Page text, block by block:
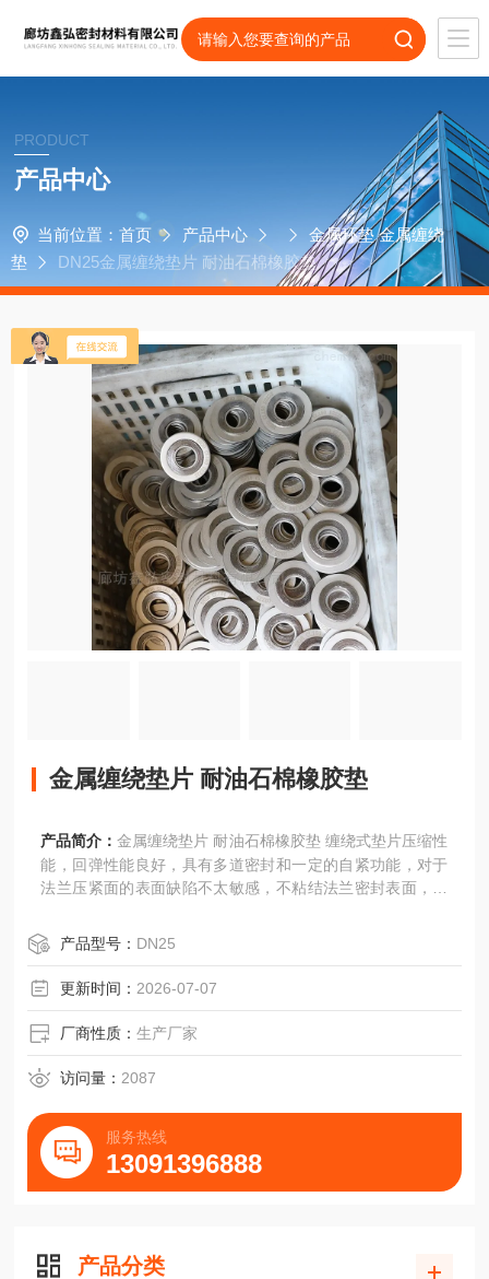
PRODUCT
产品中心
当前位置： 首页 产品中心
金属环垫 金属缠绕
垫
DN25金属缠绕垫片 耐油石棉橡胶垫
金属缠绕垫片 耐油石棉橡胶垫
产品简介：金属缠绕垫片 耐油石棉橡胶垫 缠绕式垫片压缩性
能，回弹性能良好，具有多道密封和一定的自紧功能，对于
法兰压紧面的表面缺陷不太敏感，不粘结法兰密封表面，可
高真空.冲击振动等循环交变的各种苛刻条件下，保持其优良
的密封性能
产品型号： DN25
更新时间： 2026-07-07
厂商性质：生产厂家
访问量： 2087
服务热线
13091396888
产品分类